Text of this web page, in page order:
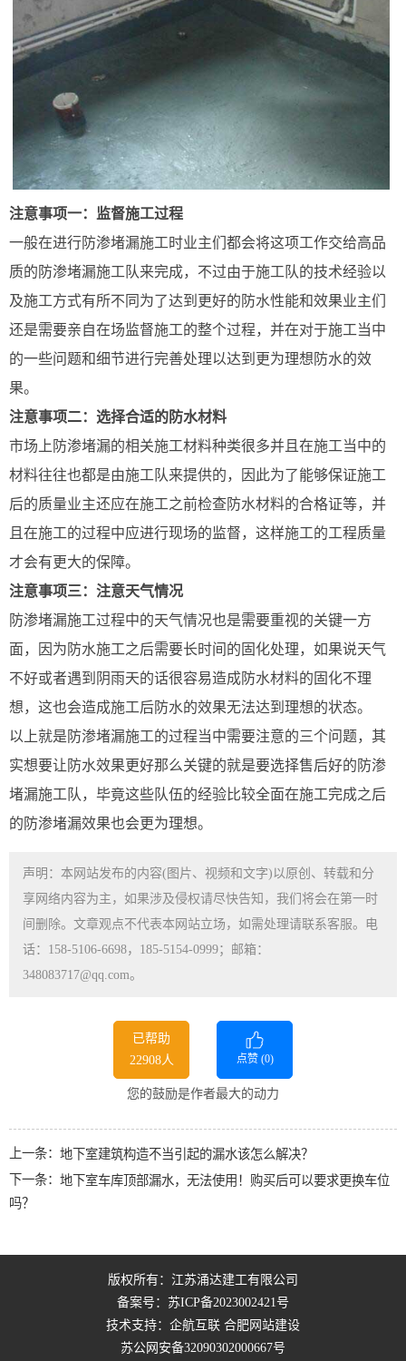
注意事项一：监督施工过程
一般在进行防渗堵漏施工时业主们都会将这项工作交给高品
质的防渗堵漏施工队来完成，不过由于施工队的技术经验以
及施工方式有所不同为了达到更好的防水性能和效果业主们
还是需要亲自在场监督施工的整个过程，并在对于施工当中
的一些问题和细节进行完善处理以达到更为理想防水的效
果。
注意事项二：选择合适的防水材料
市场上防渗堵漏的相关施工材料种类很多并且在施工当中的
材料往往也都是由施工队来提供的，因此为了能够保证施工
后的质量业主还应在施工之前检查防水材料的合格证等，并
且在施工的过程中应进行现场的监督，这样施工的工程质量
才会有更大的保障。
注意事项三：注意天气情况
防渗堵漏施工过程中的天气情况也是需要重视的关键一方
面，因为防水施工之后需要长时间的固化处理，如果说天气
不好或者遇到阴雨天的话很容易造成防水材料的固化不理
想，这也会造成施工后防水的效果无法达到理想的状态。
以上就是防渗堵漏施工的过程当中需要注意的三个问题，其
实想要让防水效果更好那么关键的就是要选择售后好的防渗
堵漏施工队，毕竟这些队伍的经验比较全面在施工完成之后
的防渗堵漏效果也会更为理想。
声明：本网站发布的内容(图片、视频和文字)以原创、转载和分
享网络内容为主，如果涉及侵权请尽快告知，我们将会在第一时
间删除。文章观点不代表本网站立场，如需处理请联系客服。电
话：158-5106-6698，185-5154-0999；邮箱：
348083717@qq.com。
已帮助
22908人
点赞 (0)
您的鼓励是作者最大的动力
上一条： 地下室建筑构造不当引起的漏水该怎么解决？
下一条： 地下室车库顶部漏水，无法使用！购买后可以要求更换车位
吗？
版权所有：江苏涌达建工有限公司
备案号： 苏ICP备2023002421号
技术支持：企航互联 合肥网站建设
苏公网安备32090302000667号